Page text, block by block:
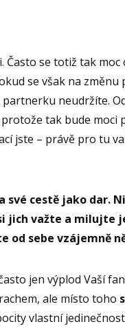
se totiž tak moc
se však na změnu
neudržíte.
tak bude moci
jste – právě pro tu
cestě jako dar.
jich važte a milujte
od sebe vzájemně
jen výplod Vaší
ale místo toho
vlastní